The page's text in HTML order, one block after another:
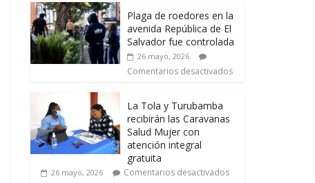
Plaga de roedores en la
avenida República de El
Salvador fue controlada
26 mayo, 2026
Comentarios desactivados
La Tola y Turubamba
recibirán las Caravanas
Salud Mujer con
atención integral
gratuita
26 mayo, 2026 Comentarios desactivados